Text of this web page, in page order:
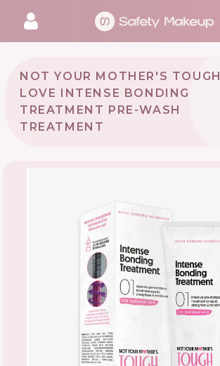
NOT YOUR MOTHER'S TOUGH
LOVE INTENSE BONDING
TREATMENT PRE-WASH
TREATMENT